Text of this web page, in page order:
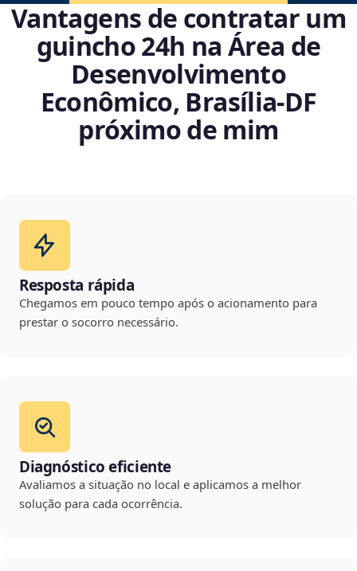
Vantagens de contratar um
guincho 24h na Área de
Desenvolvimento
Econômico, Brasília‑DF
próximo de mim
Resposta rápida
Chegamos em pouco tempo após o acionamento para
prestar o socorro necessário.
Diagnóstico eficiente
Avaliamos a situação no local e aplicamos a melhor
solução para cada ocorrência.